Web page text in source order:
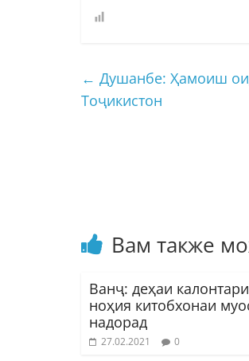
← Душанбе: Ҳамоиш
Тоҷикистон
Вам также
Ванҷ: деҳаи
ноҳия китобхонаи
надорад
27.02.2021 0